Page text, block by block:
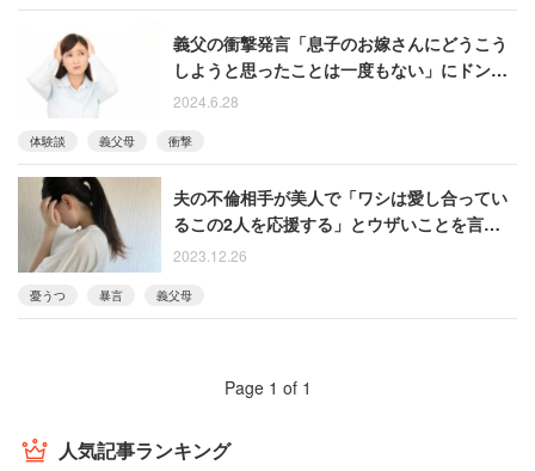
義父の衝撃発言「息子のお嫁さんにどうこう
しようと思ったことは一度もない」にドン引
き 「二度と会わない」と決意した30代女性
2024.6.28
体験談 義父母 衝撃
夫の不倫相手が美人で「ワシは愛し合ってい
るこの2人を応援する」とウザいことを言う義
父
2023.12.26
憂うつ 暴言 義父母
Page 1 of 1
人気記事ランキング